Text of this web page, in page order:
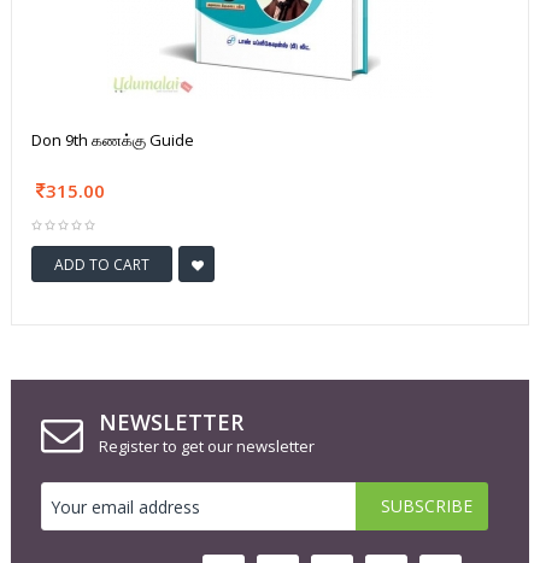
Don 9th கணக்கு Guide
315.00
ADD TO CART
NEWSLETTER
Register to get our newsletter